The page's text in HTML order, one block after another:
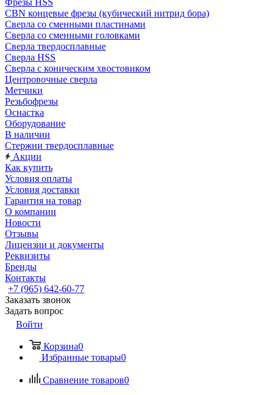
Фрезы HSS
CBN концевые фрезы (кубический нитрид бора)
Сверла со сменными пластинами
Сверла со сменными головками
Сверла твердосплавные
Сверла HSS
Сверла с коническим хвостовиком
Центровочные сверла
Метчики
Резьбофрезы
Оснастка
Оборудование
В наличии
Стержни твердосплавные
Акции
Как купить
Условия оплаты
Условия доставки
Гарантия на товар
О компании
Новости
Отзывы
Лицензии и документы
Реквизиты
Бренды
Контакты
+7 (965) 642-60-77
Заказать звонок
Задать вопрос
Войти
Корзина0
Избранные товары0
Сравнение товаров0